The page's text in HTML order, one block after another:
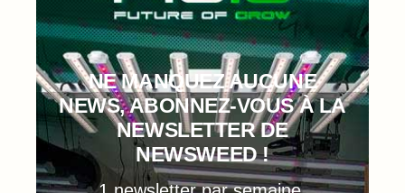
NE MANQUEZ AUCUNE
NEWS, ABONNEZ-VOUS À LA
NEWSLETTER DE
NEWSWEED !